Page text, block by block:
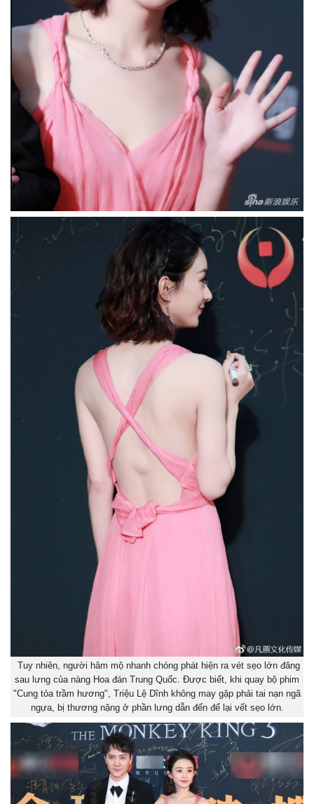
Tuy nhiên, người hâm mộ nhanh chóng phát hiện ra vét sẹo lớn đăng
sau lưng của nàng Hoa đán Trung Quốc. Được biết, khi quay bộ phim
"Cung tỏa trầm hương", Triệu Lệ Dĩnh không may gặp phải tai nạn ngã
ngựa, bị thương nặng ở phần lưng dẫn đến để lại vết sẹo lớn.